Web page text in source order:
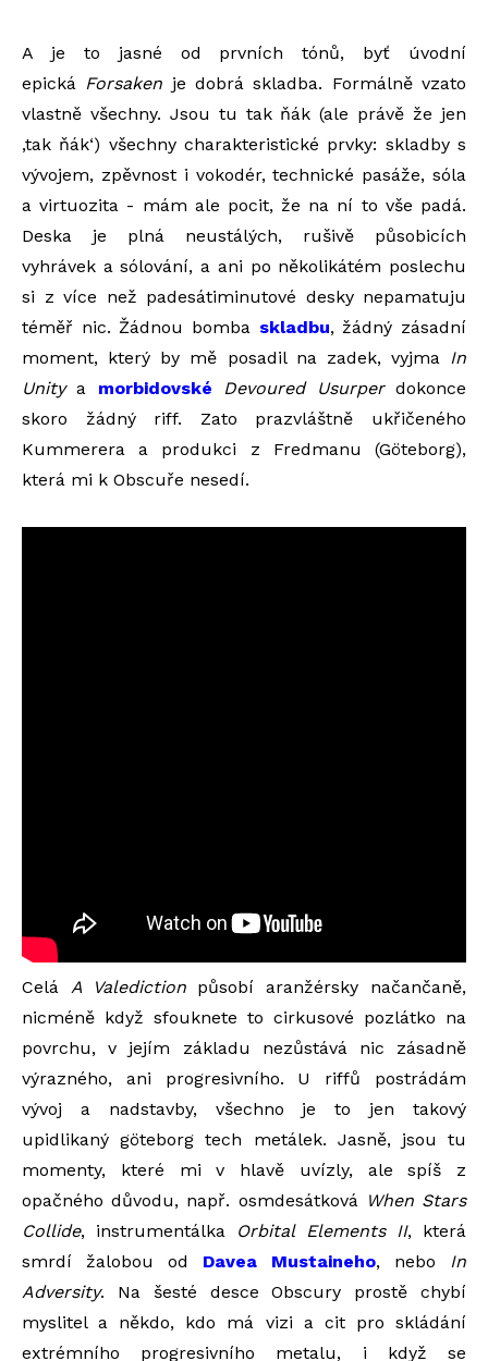
A je to jasné od prvních tónů, byť úvodní
epická Forsaken je dobrá skladba. Formálně vzato
vlastně všechny. Jsou tu tak ňák (ale právě že jen
‚tak ňák‘) všechny charakteristické prvky: skladby s
vývojem, zpěvnost i vokodér, technické pasáže, sóla
a virtuozita - mám ale pocit, že na ní to vše padá.
Deska je plná neustálých, rušivě působicích
vyhrávek a sólování, a ani po několikátém poslechu
si z více než padesátiminutové desky nepamatuju
téměř nic. Žádnou bomba skladbu, žádný zásadní
moment, který by mě posadil na zadek, vyjma In
Unitya morbidovské Devoured Usurperdokonce
skoro žádný riff. Zato prazvláštně ukřičeného
Kummerera a produkci z Fredmanu (Göteborg),
která mi k Obscuře nesedí.
Celá A Valedictionpůsobí aranžérsky načančaně,
nicméně když sfouknete to cirkusové pozlátko na
povrchu, v jejím základu nezůstává nic zásadně
výrazného, ani progresivního. U riffů postrádám
vývoj a nadstavby, všechno je to jen takový
upidlikaný göteborg tech metálek. Jasně, jsou tu
momenty, které mi v hlavě uvízly, ale spíš z
opačného důvodu, např. osmdesátková When Stars
Collide, instrumentálka Orbital Elements II, která
smrdí žalobou od Davea Mustaineho, nebo In
Adversity. Na šesté desce Obscury prostě chybí
myslitel a někdo, kdo má vizi a cit pro skládání
extrémního progresivního metalu, i když se